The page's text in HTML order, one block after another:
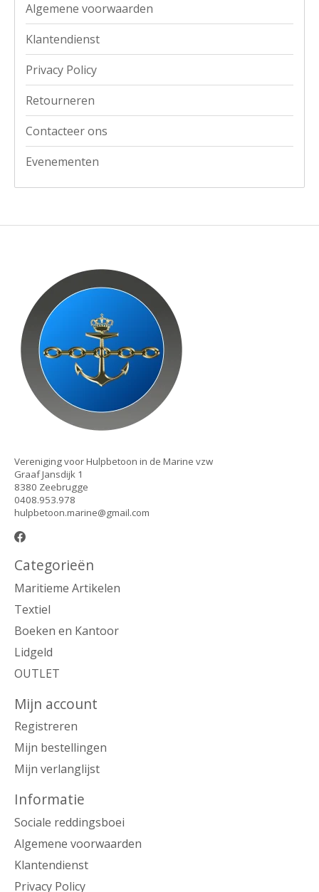
Algemene voorwaarden
Klantendienst
Privacy Policy
Retourneren
Contacteer ons
Evenementen
Vereniging voor Hulpbetoon in de Marine vzw
Graaf Jansdijk 1
8380 Zeebrugge
0408.953.978
hulpbetoon.marine@gmail.com
Categorieën
Maritieme Artikelen
Textiel
Boeken en Kantoor
Lidgeld
OUTLET
Mijn account
Registreren
Mijn bestellingen
Mijn verlanglijst
Informatie
Sociale reddingsboei
Algemene voorwaarden
Klantendienst
Privacy Policy